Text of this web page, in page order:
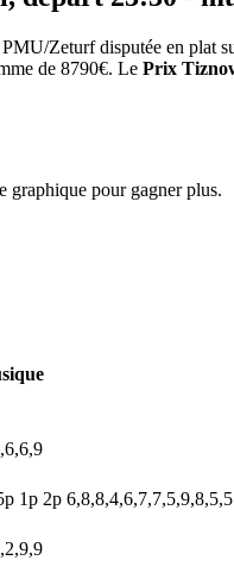
PMU/Zeturf disputée en plat
de 8790€. Le Prix
graphique pour gagner plus.
p 1p 2p 6,8,8,4,6,7,7,5,9,8,5,5